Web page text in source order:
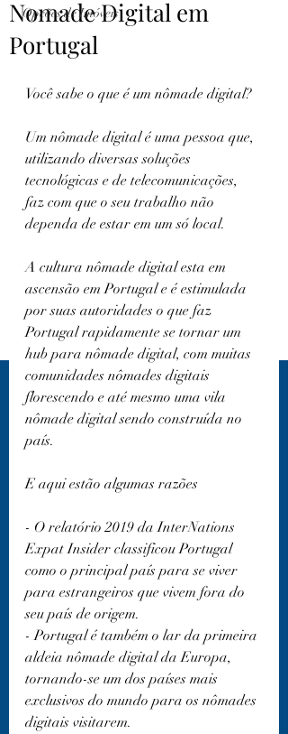
Opções de Imóveis
Nomade Digital em
Portugal
Você sabe o que é um nômade digital?
Um nômade digital é uma pessoa que,
utilizando diversas soluções
tecnológicas e de telecomunicações,
faz com que o seu trabalho não
dependa de estar em um só local.
A cultura nômade digital esta em
ascensão em Portugal e é estimulada
por suas autoridades o que faz
Portugal rapidamente se tornar um
hub para nômade digital, com muitas
comunidades nômades digitais
florescendo e até mesmo uma vila
nômade digital sendo construída no
país.
E aqui estão algumas razões
- O relatório 2019 da InterNations
Expat Insider classificou Portugal
como o principal país para se viver
para estrangeiros que vivem fora do
seu país de origem.
- Portugal é também o lar da primeira
aldeia nômade digital da Europa,
tornando-se um dos países mais
exclusivos do mundo para os nômades
digitais visitarem.